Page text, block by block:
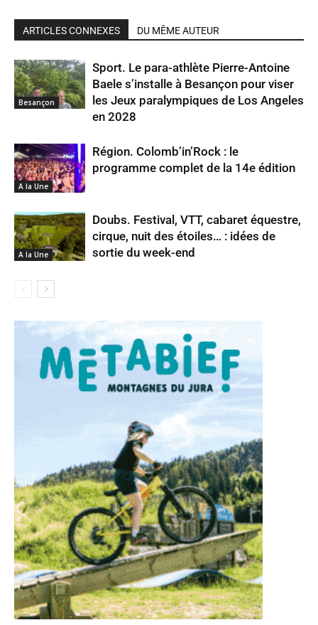
ARTICLES CONNEXES DU MÊME AUTEUR
Besançon
Sport. Le para-athlète Pierre-Antoine
Baele s’installe à Besançon pour viser
les Jeux paralympiques de Los Angeles
en 2028
A la Une
Région. Colomb’in’Rock : le
programme complet de la 14e édition
A la Une
Doubs. Festival, VTT, cabaret équestre,
cirque, nuit des étoiles… : idées de
sortie du week-end